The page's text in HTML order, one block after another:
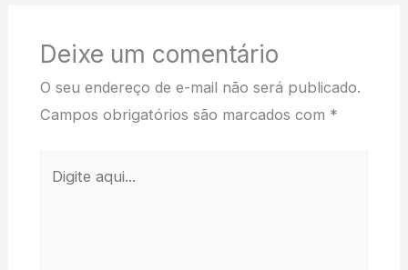
Deixe um comentário
O seu endereço de e-mail não será publicado.
Campos obrigatórios são marcados com *